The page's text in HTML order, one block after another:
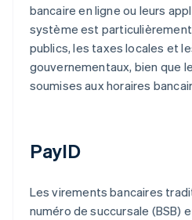
bancaire en ligne ou leurs
système est
publics, les taxes locales et
gouvernementaux, bien que
soumises aux horaires
PayID
Les virements bancaires
numéro de succursale (BSB)